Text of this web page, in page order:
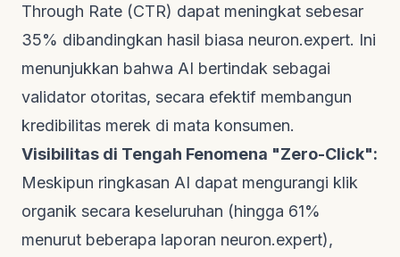
Through Rate (CTR) dapat meningkat sebesar
35% dibandingkan hasil biasa neuron.expert. Ini
menunjukkan bahwa AI bertindak sebagai
validator otoritas, secara efektif membangun
kredibilitas merek di mata konsumen.
Visibilitas di Tengah Fenomena "Zero-Click":
Meskipun ringkasan AI dapat mengurangi klik
organik secara keseluruhan (hingga 61%
menurut beberapa laporan neuron.expert),